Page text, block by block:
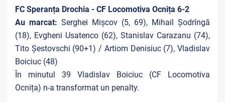
FC Speranța Drochia - CF Locomotiva Ocnița 6-2
Au marcat: Serghei Mișcov (5, 69), Mihail Șodrîngă
(18), Evgheni Usatenco (62), Stanislav Carazanu (74),
Tito Șestovschi (90+1) / Artiom Denisiuc (7), Vladislav
Boiciuc (48)
În minutul 39 Vladislav Boiciuc (CF Locomotiva
Ocnița) n-a transformat un penalty.